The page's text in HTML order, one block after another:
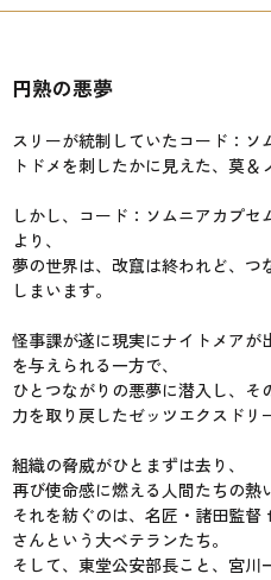
円熟の悪夢
スリーが統制していたコード：ソ
トドメを刺したかに見えた、莫＆
しかし、コード：ソムニアカプ
より、
夢の世界は、改竄は終われど、つ
しまいます。
怪事課が遂に現実にナイトメア
を与えられる一方で、
ひとつながりの悪夢に潜入し、そ
力を取り戻したゼッツエクスド
組織の脅威がひとまずは去り、
再び使命感に燃える人間たちの熱
それを紡ぐのは、名匠・諸田監
さんという大ベテランたち。
そして、東堂公安部長こと、宮川